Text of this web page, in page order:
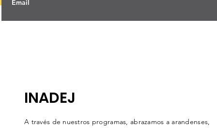
INADEJ
A través de nuestros programas, abrazamos a arandenses,